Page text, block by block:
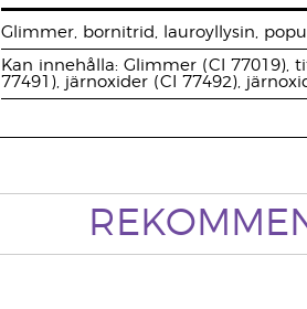
Glimmer, bornitrid, lauroyllysin,
Kan innehålla: Glimmer (CI 77019),
77491), järnoxider (CI 77492),